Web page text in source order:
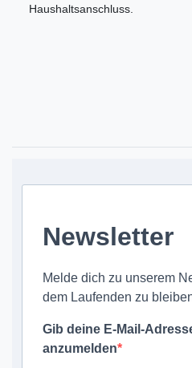
Haushaltsanschluss.
Newsletter
Melde dich zu unserem
dem Laufenden zu
Gib deine E-Mail-
anzumelden